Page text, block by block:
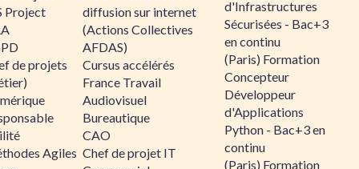
Project
de projets
Agiles
diffusion sur internet
(Actions Collectives
AFDAS)
Cursus accélérés
France Travail
Audiovisuel
Bureautique
CAO
Chef de projet IT
d'Infrastructures
Sécurisées - Bac+3
en continu
(Paris) Formation
Concepteur
Développeur
d'Applications
Python - Bac+3 en
continu
(Paris) Formation